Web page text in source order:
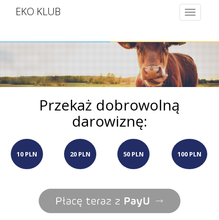
EKO KLUB
Toggle
Przekaż dobrowolną
darowiznę:
10 PLN 20 PLN 50 PLN 100 PLN